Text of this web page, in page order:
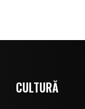
CULTURĂ